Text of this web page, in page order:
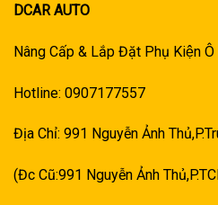
DCAR AUTO
Nâng Cấp & Lắp Đặt Phụ Kiện Ô
Hotline: 0907177557
Địa Chỉ: 991 Nguyễn Ảnh
(Đc Cũ:991 Nguyễn Ảnh